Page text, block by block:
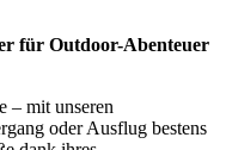
für Outdoor-Abenteuer
– mit unseren
oder Ausflug bestens